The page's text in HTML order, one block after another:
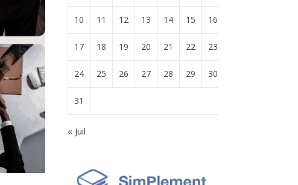
10 11 12 13 14 15 16
17 18 19 20 21 22 23
24 25 26 27 28 29 30
31
« Juil